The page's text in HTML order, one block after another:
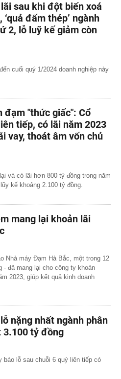
sau khi đột biến xoá
đấm thép’ ngành
2, lỗ luỹ kế giảm còn
cuối quý 1/2024 doanh nghiệp này
đạm "thức giấc": Cổ
tiếp, có lãi năm 2023
vay, thoát âm vốn chủ
và có lãi hơn 800 tỷ đồng trong năm
kế khoảng 2.100 tỷ đồng.
mang lại khoản lãi
Nhà máy Đạm Hà Bắc, một trong 12
đã mang lại cho công ty khoản
2023, giúp kết quả kinh doanh
nặng nhất ngành phân
3.100 tỷ đồng
báo lỗ sau chuỗi 6 quý liên tiếp có